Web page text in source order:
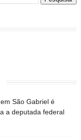
São Gabriel é
a deputada federal